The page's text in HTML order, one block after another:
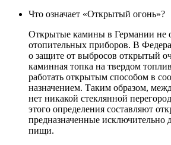
Что означает «Открытый огонь»?
Открытые камины в Германии не
отопительных приборов. В
о защите от выбросов открытый
каминная топка на твердом
работать открытым способом в
назначением. Таким образом,
нет никакой стеклянной
этого определения составляют
предназначенные исключительно
пищи.